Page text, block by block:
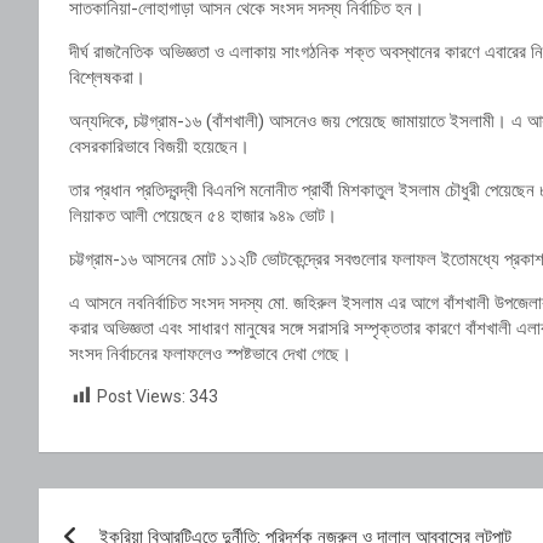
সাতকানিয়া-লোহাগাড়া আসন থেকে সংসদ সদস্য নির্বাচিত হন।
দীর্ঘ রাজনৈতিক অভিজ্ঞতা ও এলাকায় সাংগঠনিক শক্ত অবস্থানের কারণে এবারের
বিশ্লেষকরা।
অন্যদিকে, চট্টগ্রাম-১৬ (বাঁশখালী) আসনেও জয় পেয়েছে জামায়াতে ইসলামী। এ
বেসরকারিভাবে বিজয়ী হয়েছেন।
তার প্রধান প্রতিদ্বন্দ্বী বিএনপি মনোনীত প্রার্থী মিশকাতুল ইসলাম চৌধুরী
লিয়াকত আলী পেয়েছেন ৫৪ হাজার ৯৪৯ ভোট।
চট্টগ্রাম-১৬ আসনের মোট ১১২টি ভোটকেন্দ্রের সবগুলোর ফলাফল ইতোমধ্যে
এ আসনে নবনির্বাচিত সংসদ সদস্য মো. জহিরুল ইসলাম এর আগে বাঁশখালী উপজেলার
করার অভিজ্ঞতা এবং সাধারণ মানুষের সঙ্গে সরাসরি সম্পৃক্ততার কারণে বাঁশখালী
সংসদ নির্বাচনের ফলাফলেও স্পষ্টভাবে দেখা গেছে।
Post Views: 343
ইকুরিয়া বিআরটিএতে দুর্নীতি: পরিদর্শক নজরুল ও দালাল আব্বাসের লুটপাট